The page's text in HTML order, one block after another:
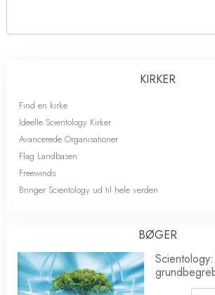
KIRKER
Find en kirke
Ideelle Scientology Kirker
Avancerede Organisationer
Flag Landbasen
Freewinds
Bringer Scientology ud til hele verden
BØGER